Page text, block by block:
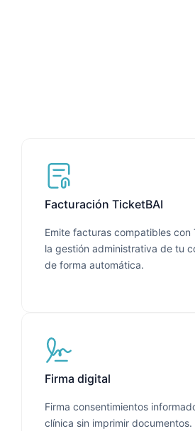
Facturación TicketBAI
Emite facturas compatibles con
la gestión administrativa de tu
de forma automática.
Firma digital
Firma consentimientos
clínica sin imprimir documentos.